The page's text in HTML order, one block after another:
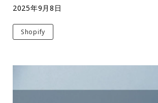
2025年9月8日
Shopify